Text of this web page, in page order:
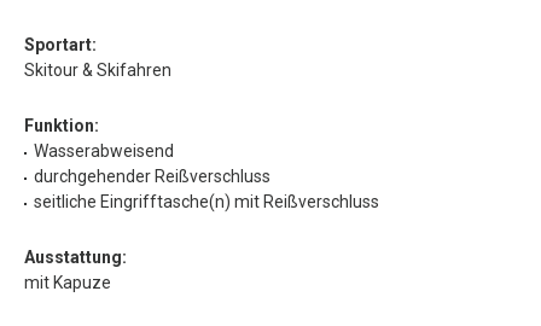
Sportart:
Skitour & Skifahren
Funktion:
Wasserabweisend
durchgehender Reißverschluss
seitliche Eingrifftasche(n) mit Reißverschluss
Ausstattung:
mit Kapuze